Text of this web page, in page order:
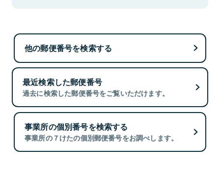
他の郵便番号を検索する
最近検索した郵便番号
過去に検索した郵便番号をご覧いただけます。
事業所の個別番号を検索する
事業所の７けたの個別郵便番号をお調べします。